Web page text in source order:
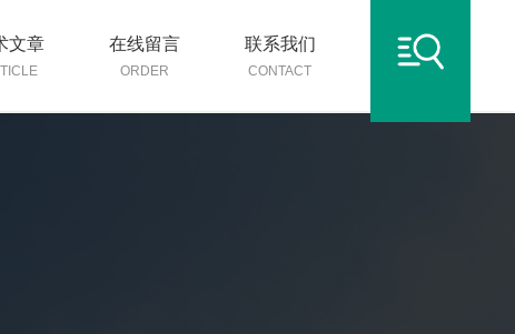
文章 在线留言
ORDER
联系我们
CONTACT